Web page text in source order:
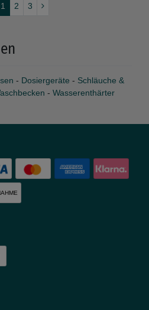
1 2 3
- Dosiergeräte - Schläuche &
- Wasserenthärter